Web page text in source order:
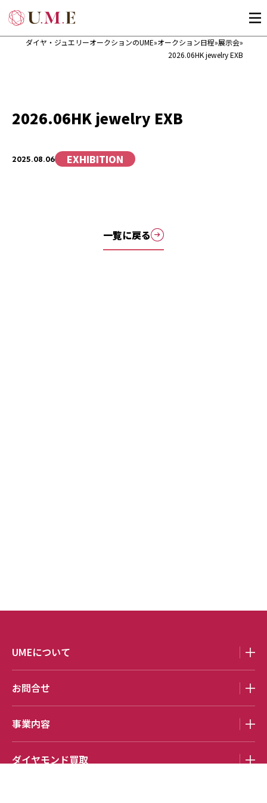
ダイヤ・ジュエリーオークションのUME»オークション日程»展示会»
2026.06HK jewelry EXB
2026.06HK jewelry EXB
2025.08.06 EXHIBITION
一覧に戻る
UMEについて
お問合せ
事業内容
ダイヤモンド買取